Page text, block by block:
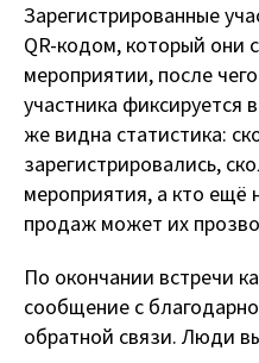
Зарегистрированные
QR-кодом, который они
мероприятии, после
участника
же видна статистика:
зарегистрировались,
мероприятия, а кто ещё
продаж может их
По окончании встречи
сообщение с
обратной связи. Люди